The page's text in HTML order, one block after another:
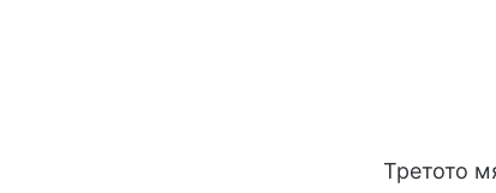
Третото